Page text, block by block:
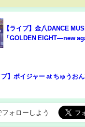
【ライブ】金八DANCE
「GOLDEN EIGHT―new
ブ】ボイジャー at ちゅうお
フォローしよう